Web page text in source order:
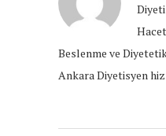
Beslenme ve
Ankara Diyetisyen